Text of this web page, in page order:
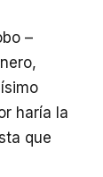
–
haría la
que